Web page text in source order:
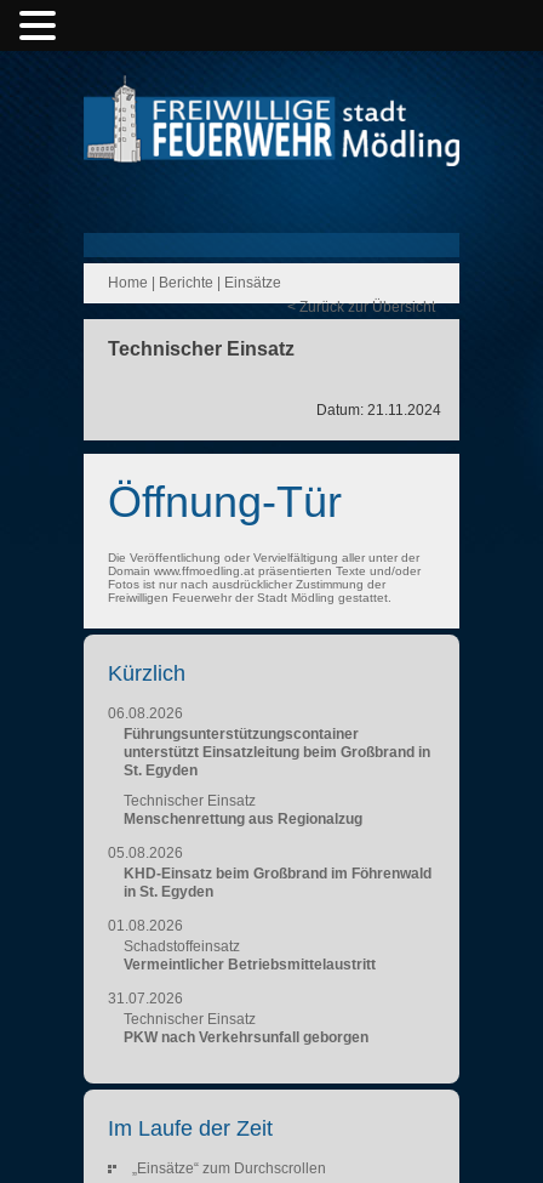
Home Berichte
Einsätze
< Zurück zur Übersicht
Technischer Einsatz
Datum: 21.11.2024
Öffnung-Tür
Die Veröffentlichung oder Vervielfältigung aller unter der
Domain www.ffmoedling.at präsentierten Texte und/oder
Fotos ist nur nach ausdrücklicher Zustimmung der
Freiwilligen Feuerwehr der Stadt Mödling gestattet.
Kürzlich
06.08.2026
Führungsunterstützungscontainer
unterstützt Einsatzleitung beim Großbrand in
St. Egyden
Technischer Einsatz
Menschenrettung aus Regionalzug
05.08.2026
KHD-Einsatz beim Großbrand im Föhrenwald
in St. Egyden
01.08.2026
Schadstoffeinsatz
Vermeintlicher Betriebsmittelaustritt
31.07.2026
Technischer Einsatz
PKW nach Verkehrsunfall geborgen
Im Laufe der Zeit
„Einsätze“ zum Durchscrollen